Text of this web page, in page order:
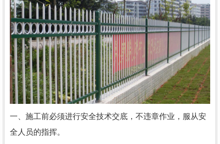
一、施工前必须进行安全技术交底，不违章作业，服从安
全人员的指挥。